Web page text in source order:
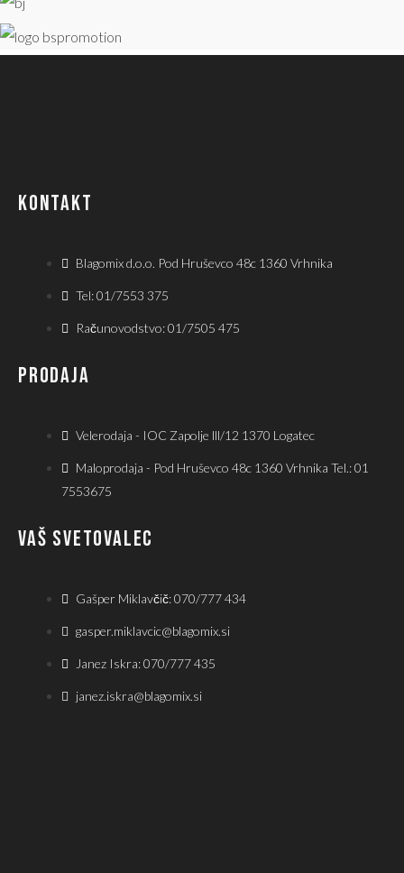
KONTAKT
Blagomix d.o.o. Pod Hruševco 48c 1360 Vrhnika
Tel: 01/7553 375
Računovodstvo: 01/7505 475
PRODAJA
Velerodaja - IOC Zapolje lll/12 1370 Logatec
Maloprodaja - Pod Hruševco 48c 1360 Vrhnika Tel.: 01
7553675
VAŠ SVETOVALEC
Gašper Miklavčič: 070/777 434
gasper.miklavcic@blagomix.si
Janez Iskra: 070/777 435
janez.iskra@blagomix.si